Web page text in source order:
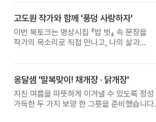
고도원 작가와 함께 '풍덩 사랑하자'
이번 북토크는 명상시집 『밥 벗』 속 문장을
작가의 목소리로 직접 만나고, 나의 삶과
옹달샘 '말복맞이! 채개장 · 닭개장'
지친 여름을 따뜻하게 이겨낼 수 있도록 정성
가득한 두 가지 보양 한 그릇을 준비했습니다.